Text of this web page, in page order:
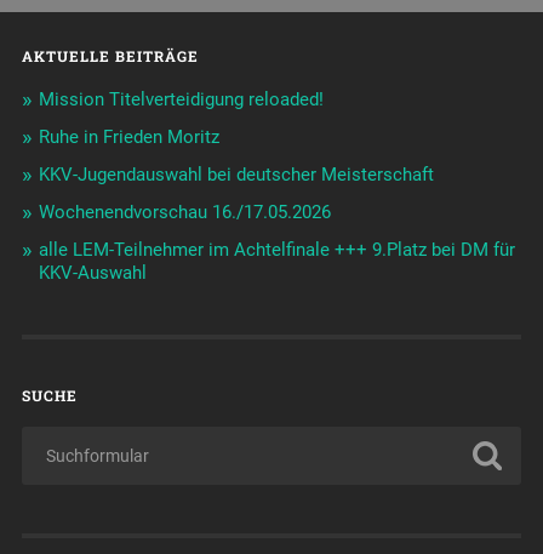
AKTUELLE BEITRÄGE
Mission Titelverteidigung reloaded!
Ruhe in Frieden Moritz
KKV-Jugendauswahl bei deutscher Meisterschaft
Wochenendvorschau 16./17.05.2026
alle LEM-Teilnehmer im Achtelfinale +++ 9.Platz bei DM für
KKV-Auswahl
SUCHE